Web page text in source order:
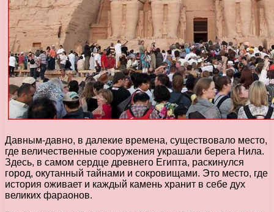
Давным-давно, в далекие времена, существовало место,
где величественные сооружения украшали берега Нила.
Здесь, в самом сердце древнего Египта, раскинулся
город, окутанный тайнами и сокровищами. Это место, где
история оживает и каждый камень хранит в себе дух
великих фараонов.